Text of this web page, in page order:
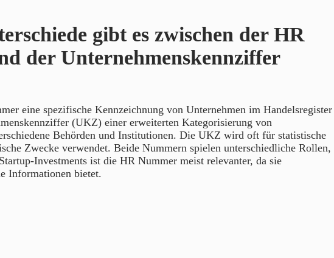
gibt es zwischen der HR
der Unternehmenskennziffer
eine spezifische Kennzeichnung von Unternehmen im Handelsregister
(UKZ) einer erweiterten Kategorisierung von
Behörden und Institutionen. Die UKZ wird oft für statistische
Zwecke verwendet. Beide Nummern spielen unterschiedliche Rollen,
Investments ist die HR Nummer meist relevanter, da sie
Informationen bietet.